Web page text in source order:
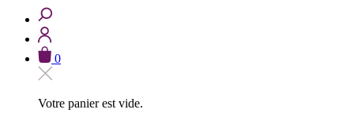
0
Votre panier est vide.